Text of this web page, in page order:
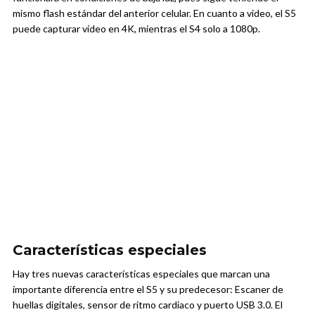
mismo flash estándar del anterior celular. En cuanto a video, el S5
puede capturar video en 4K, mientras el S4 solo a 1080p.
Características especiales
Hay tres nuevas características especiales que marcan una
importante diferencia entre el S5 y su predecesor: Escaner de
huellas digitales, sensor de ritmo cardiaco y puerto USB 3.0. El